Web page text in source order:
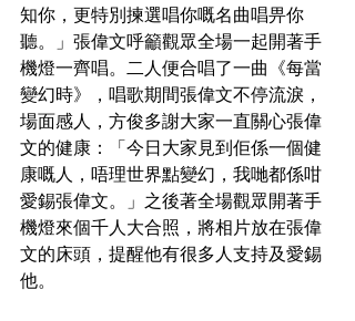
知你，更特別揀選唱你嘅名曲唱畀你
聽。」張偉文呼籲觀眾全場一起開著手
機燈一齊唱。二人便合唱了一曲《每當
變幻時》，唱歌期間張偉文不停流淚，
場面感人，方俊多謝大家一直關心張偉
文的健康：「今日大家見到佢係一個健
康嘅人，唔理世界點變幻，我哋都係咁
愛錫張偉文。」之後著全場觀眾開著手
機燈來個千人大合照，將相片放在張偉
文的床頭，提醒他有很多人支持及愛錫
他。